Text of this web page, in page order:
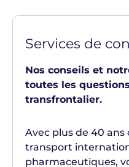
Services de
Nos conseils et
toutes les
transfrontalier.
Avec plus de 40 ans
transport
pharmaceutiques,